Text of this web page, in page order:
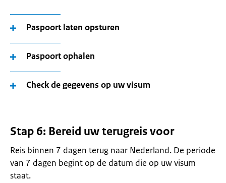
Paspoort laten opsturen
Paspoort ophalen
Check de gegevens op uw visum
Stap 6: Bereid uw terugreis voor
Reis binnen 7 dagen terug naar Nederland. De periode
van 7 dagen begint op de datum die op uw visum
staat.